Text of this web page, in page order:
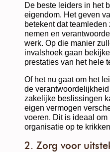
De beste leiders in het
eigendom. Het geven
betekent dat
nemen en
werk. Op die manier
invalshoek gaan
prestaties van het hele
Of het nu gaat om het
de
zakelijke beslissingen
eigen vermogen
voeren. Dit is ideaal
organisatie op te
2. Zorg voor